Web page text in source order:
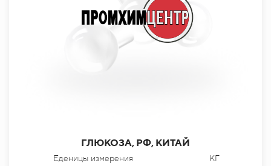
ГЛЮКОЗА, РФ, КИТАЙ
Еденицы измерения
КГ